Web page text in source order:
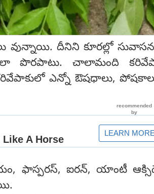
వున్నాయి. దీనిని కూరల్లో
పొరపాటు. చాలామంది
కరివేపాకులో ఎన్నో ఔషధాలు,
ఫాస్పరస్, ఐరన్, యాంటీ